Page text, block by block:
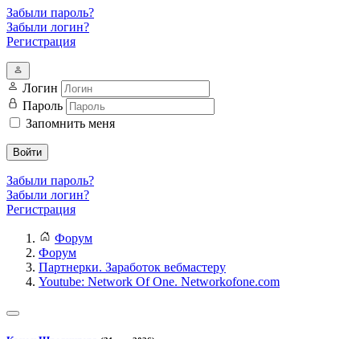
Забыли пароль?
Забыли логин?
Регистрация
Логин
Пароль
Запомнить меня
Войти
Забыли пароль?
Забыли логин?
Регистрация
Форум
Форум
Партнерки. Заработок вебмастеру
Youtube: Network Of One. Networkofone.com